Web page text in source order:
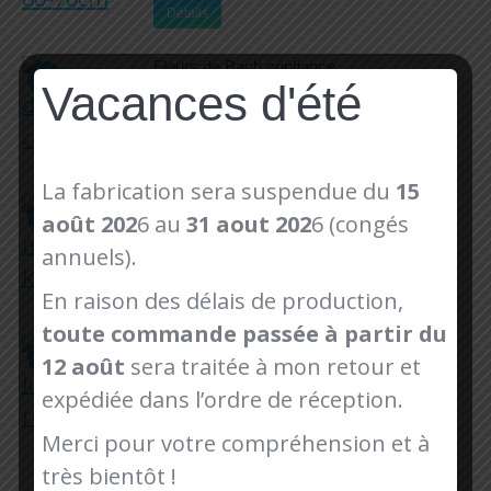
était :
Détails
Fleurs de Bach confiance
12,25€ Le
prix
8,00€
prix
laisse modulable kawa
40,00€ Le
était :
32,00€Le
est :
32,00€.
Détails
collier luna fin réglable
16,00€Le
prix
était :
12,80€ Le
prix
est :
12,80€.
Vacances d'été
La fabrication sera suspendue du 15
août 2026 au 31 aout 2026 (congés
annuels).
En raison des délais de production,
toute commande passée à partir du
12 août sera traitée à mon retour et
expédiée dans l’ordre de réception.
Merci pour votre compréhension et à
très bientôt !